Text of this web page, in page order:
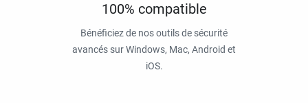
100% compatible
Bénéficiez de nos outils de sécurité
avancés sur Windows, Mac, Android et
iOS.